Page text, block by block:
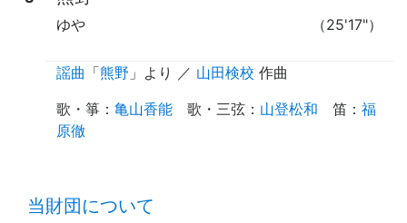
（25'17"）
ゆや
謡曲 「熊野 」 より ／ 山田検校 作曲
歌・箏 ： 亀山香能 歌・三弦 ： 山登松和 笛 ： 福
原徹
当財団について